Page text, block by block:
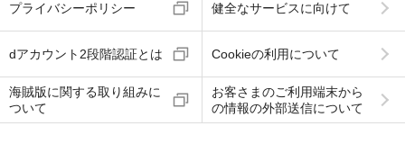
プライバシーポリシー 健全なサービスに向けて
dアカウント2段階認証とは Cookieの利用について
海賊版に関する取り組みに
ついて
お客さまのご利用端末から
の情報の外部送信について